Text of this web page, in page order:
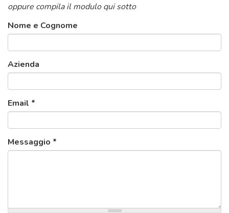
oppure compila il modulo qui sotto
Nome e Cognome
Azienda
Email *
Messaggio *